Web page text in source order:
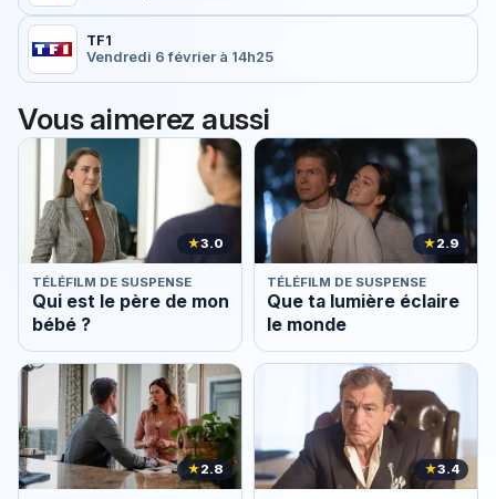
TF1
Vendredi 6 février à 14h25
Vous aimerez aussi
★3.0
TÉLÉFILM DE SUSPENSE
Qui est le père de mon
bébé ?
★2.9
TÉLÉFILM DE SUSPENSE
Que ta lumière éclaire
le monde
★2.8 ★3.4